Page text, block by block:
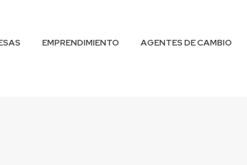
EMPRENDIMIENTO AGENTES DE CAMBIO